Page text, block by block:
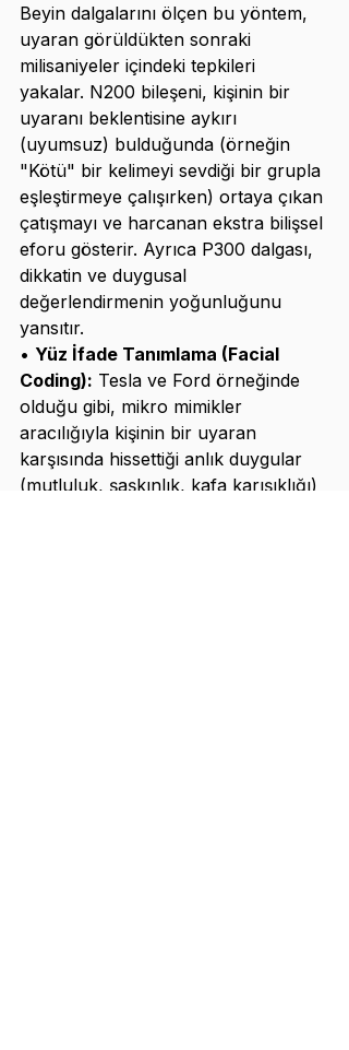
Beyin dalgalarını ölçen bu yöntem,
uyaran görüldükten sonraki
milisaniyeler içindeki tepkileri
yakalar. N200 bileşeni, kişinin bir
uyaranı beklentisine aykırı
(uyumsuz) bulduğunda (örneğin
"Kötü" bir kelimeyi sevdiği bir grupla
eşleştirmeye çalışırken) ortaya çıkan
çatışmayı ve harcanan ekstra bilişsel
eforu gösterir. Ayrıca P300 dalgası,
dikkatin ve duygusal
değerlendirmenin yoğunluğunu
yansıtır.
• Yüz İfade Tanımlama (Facial
Coding): Tesla ve Ford örneğinde
olduğu gibi, mikro mimikler
aracılığıyla kişinin bir uyaran
karşısında hissettiği anlık duygular
(mutluluk, şaşkınlık, kafa karışıklığı)